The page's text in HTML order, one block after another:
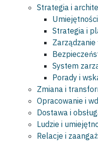
Strategia i
Strategia i
System
Porady i
Zmiana i
Opracowanie i
Dostawa i
Ludzie i
Relacje i